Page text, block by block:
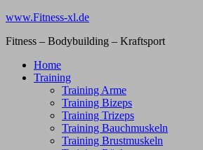
Zum
springen
www.Fitness-xl.de
Fitness – Bodybuilding – Kraftsport
Home
Training
Training Arme
Training Bizeps
Training Trizeps
Training Bauchmuskeln
Training Brustmuskeln